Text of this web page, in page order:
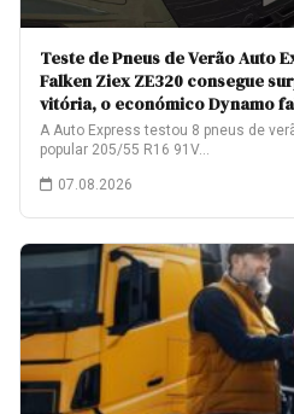
Teste de Pneus de Verão Auto
Falken Ziex ZE320 consegue
vitória, o económico Dynamo
A Auto Express testou 8 pneus de
popular 205/55 R16 91V…
07.08.2026